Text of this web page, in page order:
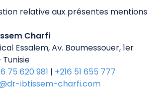
relative aux présentes mentions
Charfi
Essalem, Av. Boumessouer, 1er
75 620 981 | +216 51 655 777
ibtissem-charfi.com